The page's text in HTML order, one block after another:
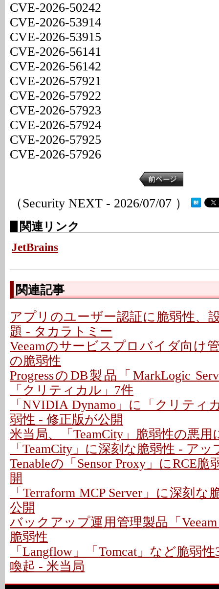
CVE-2026-50242
CVE-2026-53914
CVE-2026-53915
CVE-2026-56141
CVE-2026-56142
CVE-2026-57921
CVE-2026-57922
CVE-2026-57923
CVE-2026-57924
CVE-2026-57925
CVE-2026-57926
（Security NEXT - 2026/07/07 ）
関連リンク
JetBrains
関連記事
アプリのユーザー認証に脆弱性、
題 - タカラトミー
Veeamのサービスプロバイダ向け
の脆弱性
ProgressのDB製品「MarkLogic
「クリティカル」7件
「NVIDIA Dynamo」に「クリティ
弱性 - 修正版が公開
米当局、「TeamCity」脆弱性の悪用
「TeamCity」に深刻な脆弱性 - ア
Tenableの「Sensor Proxy」にRCE
開
「Terraform MCP Server」に深刻
公開
バックアップ運用管理製品「
脆弱性
「Langflow」「Tomcat」など脆弱
喚起 - 米当局